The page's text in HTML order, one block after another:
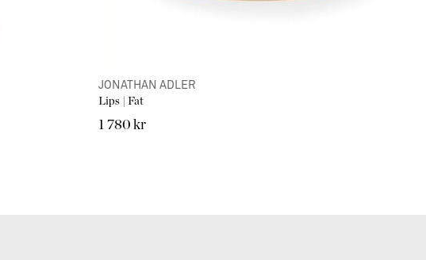
JONATHAN ADLER
Lips | Fat
1 780 kr